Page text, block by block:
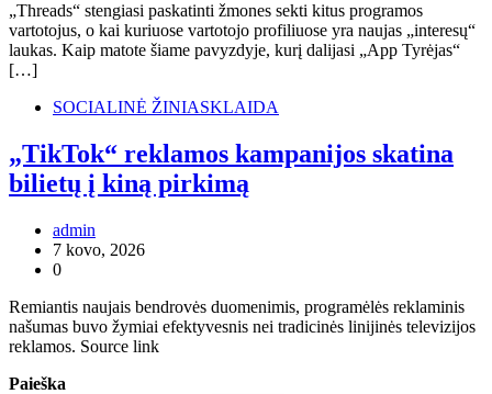
„Threads“ stengiasi paskatinti žmones sekti kitus programos
vartotojus, o kai kuriuose vartotojo profiliuose yra naujas „interesų“
laukas. Kaip matote šiame pavyzdyje, kurį dalijasi „App Tyrėjas“
[…]
SOCIALINĖ ŽINIASKLAIDA
„TikTok“ reklamos kampanijos skatina
bilietų į kiną pirkimą
admin
7 kovo, 2026
0
Remiantis naujais bendrovės duomenimis, programėlės reklaminis
našumas buvo žymiai efektyvesnis nei tradicinės linijinės televizijos
reklamos. Source link
Paieška